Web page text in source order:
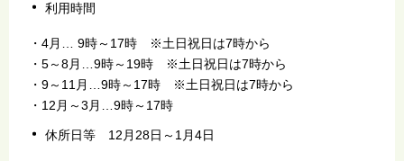
利用時間
・4月… 9時～17時 ※土日祝日は7時から
・5～8月…9時～19時 ※土日祝日は7時から
・9～11月…9時～17時 ※土日祝日は7時から
・12月～3月…9時～17時
休所日等 12月28日～1月4日